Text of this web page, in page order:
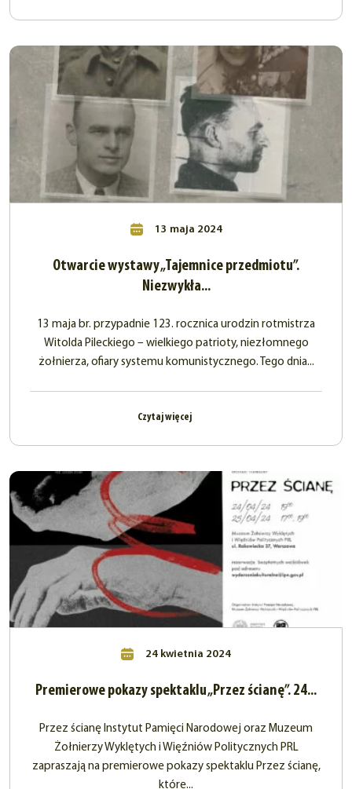
13 maja 2024
Otwarcie wystawy „Tajemnice przedmiotu”.
Niezwykła...
13 maja br. przypadnie 123. rocznica urodzin rotmistrza
Witolda Pileckiego – wielkiego patrioty, niezłomnego
żołnierza, ofiary systemu komunistycznego. Tego dnia...
Czytaj więcej
24 kwietnia 2024
Premierowe pokazy spektaklu „Przez ścianę”. 24...
Przez ścianę Instytut Pamięci Narodowej oraz Muzeum
Żołnierzy Wyklętych i Więźniów Politycznych PRL
zapraszają na premierowe pokazy spektaklu Przez ścianę,
które...